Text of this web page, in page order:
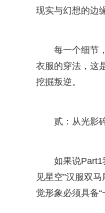
现实与幻想的边
每一个细节
衣服的穿法，这
挖掘叛逆。
贰：从光影
如果说Part1
见星空”汉服双
觉形象必须具备